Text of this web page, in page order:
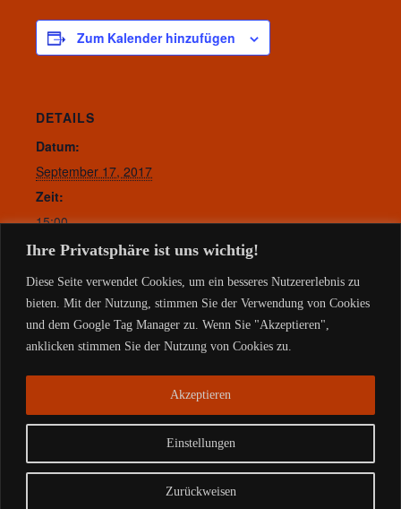
Ihre Privatsphäre ist uns wichtig!
Diese Seite verwendet Cookies, um ein besseres Nutzererlebnis zu
bieten. Mit der Nutzung, stimmen Sie der Verwendung von Cookies
und dem Google Tag Manager zu. Wenn Sie "Akzeptieren",
anklicken stimmen Sie der Nutzung von Cookies zu.
Einstellungen
Zurückweisen
Akzeptieren
Zum Kalender hinzufügen
DETAILS
Datum:
September 17, 2017
Zeit:
15:00
Website:
Hotel&Restaurant Kleinolbersdorf
Copyright © 2026 |
Impressum- Datenschutz